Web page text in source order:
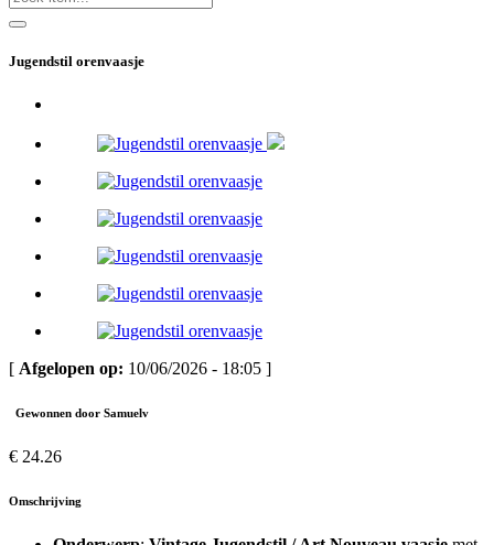
Jugendstil orenvaasje
[ Afgelopen op: 10/06/2026 - 18:05 ]
Gewonnen door Samuelv
€ 24.26
Omschrijving